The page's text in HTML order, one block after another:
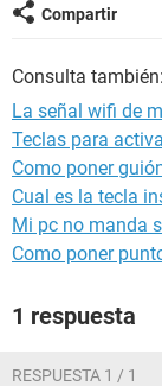
Compartir
Consulta también:
La señal wifi de
Teclas para
Como poner
Cual es la tecla
Mi pc no manda
Como poner
1 respuesta
RESPUESTA 1 / 1